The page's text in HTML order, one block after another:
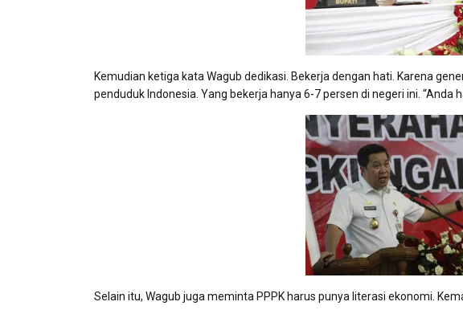
Kemudian ketiga kata Wagub dedikasi. Bekerja dengan hati. Karena
penduduk Indonesia. Yang bekerja hanya 6-7 persen di negeri ini. “Anda
Selain itu, Wagub juga meminta PPPK harus punya literasi ekonomi.